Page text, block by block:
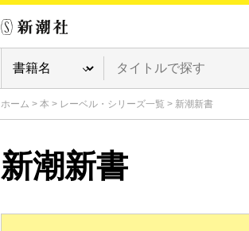
ホーム > 本 > レーベル・シリーズ一覧 > 新潮新書
新潮新書